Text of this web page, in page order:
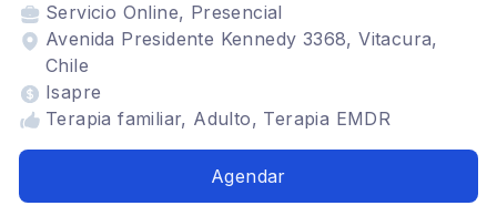
Servicio Online, Presencial
Avenida Presidente Kennedy 3368, Vitacura,
Chile
Isapre
Terapia familiar, Adulto, Terapia EMDR
Agendar